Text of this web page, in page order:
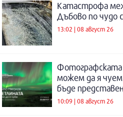
Катастрофа
Дъбово по чудо
13:02 | 08 август 26
Фотографската
можем да я
бъде
10:09 | 08 август 26